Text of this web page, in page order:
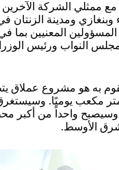
قمنا مع ممثلي الشركة
وبنغازي ومدينة الزنتان
المعنيين بما
النواب ورئيس
به هو مشروع عملاق
تبلغ 200,000 متر مكعب يوميًا.
سنوات وسيصبح واحداً من أكبر
الأوسط.